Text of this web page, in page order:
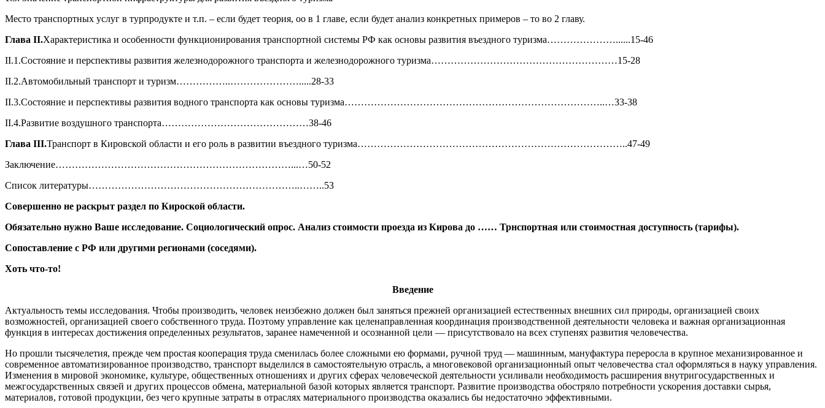
Место транспортных услуг в турпродукте и т.п. – если будет теория, оо в 1 главе, если будет анализ конкретных примеров – то во 2 главу.
Глава II.Характеристика и особенности функционирования транспортной системы РФ как основы развития въездного туризма…………………......15-46
II.1.Состояние и перспективы развития железнодорожного транспорта и железнодорожного туризма…………………………………………………15-28
II.2.Автомобильный транспорт и туризм……………..………………….....28-33
II.3.Состояние и перспективы развития водного транспорта как основы туризма……………………………………………………………………..…33-38
II.4.Развитие воздушного транспорта………………………………………38-46
Глава III.Транспорт в Кировской области и его роль в развитии въездного туризма………………………………………………………………………..47-49
Заключение………………………………………………………………...…50-52
Список литературы………………………………………………………..……..53
Совершенно не раскрыт раздел по Кироской области.
Обязательно нужно Ваше исследование. Социологический опрос. Анализ стоимости проезда из Кирова до …… Трнспортная или стоимостная доступность (тарифы).
Сопоставление с РФ или другими регионами (соседями).
Хоть что-то!
Введение
Актуальность темы исследования. Чтобы производить, человек неизбежно должен был заняться прежней организацией естественных внешних сил природы, организацией своих
возможностей, организацией своего собственного труда. Поэтому управление как целенаправленная координация производственной деятельности человека и важная организационная
функция в интересах достижения определенных результатов, заранее намеченной и осознанной цели — присутствовало на всех ступенях развития человечества.
Но прошли тысячелетия, прежде чем простая кооперация труда сменилась более сложными ею формами, ручной труд — машинным, мануфактура переросла в крупное механизированное и
современное автоматизированное производство, транспорт выделился в самостоятельную отрасль, а многовековой организационный опыт человечества стал оформляться в науку управления.
Изменения в мировой экономике, культуре, общественных отношениях и других сферах человеческой деятельности усиливали необходимость расширения внутригосударственных и
межгосударственных связей и других процессов обмена, материальной базой которых является транспорт. Развитие производства обостряло потребности ускорения доставки сырья,
материалов, готовой продукции, без чего крупные затраты в отраслях материального производства оказались бы недостаточно эффективными.